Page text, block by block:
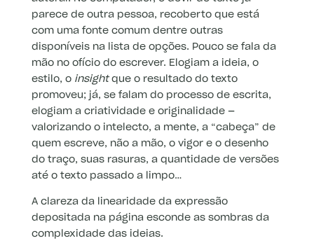
parece de outra pessoa, recoberto que está
com uma fonte comum dentre outras
disponíveis na lista de opções. Pouco se fala da
mão no ofício do escrever. Elogiam a ideia, o
estilo, o insightque o resultado do texto
promoveu; já, se falam do processo de escrita,
elogiam a criatividade e originalidade —
valorizando o intelecto, a mente, a “cabeça” de
quem escreve, não a mão, o vigor e o desenho
do traço, suas rasuras, a quantidade de versões
até o texto passado a limpo…
A clareza da linearidade da expressão
depositada na página esconde as sombras da
complexidade das ideias.